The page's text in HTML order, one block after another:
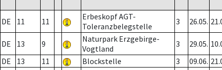
DE 11 11
Erbeskopf AGT-
Toleranzbelegstelle
3 26.05.
DE 13 9
Naturpark Erzgebirge-
Vogtland
3 29.05.
DE
13 11 Blockstelle 3 09.06.